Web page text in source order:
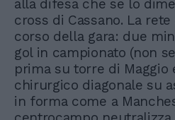
alla difesa che se lo
cross di Cassano. La
corso della gara: due
gol in campionato (non
prima su torre di Maggio
chirurgico diagonale su
in forma come a